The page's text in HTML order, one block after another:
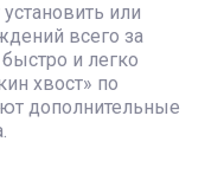
или
всего за
и легко
хвост» по
дополнительные